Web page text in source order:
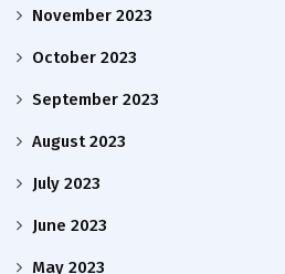
November 2023
October 2023
September 2023
August 2023
July 2023
June 2023
May 2023